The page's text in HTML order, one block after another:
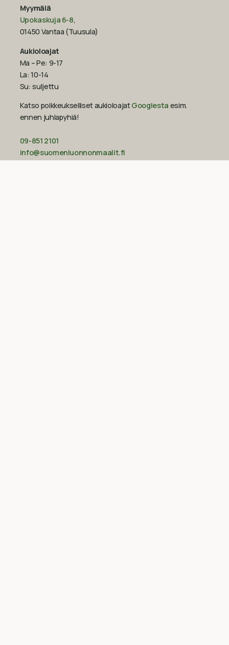
Myymälä
Upokaskuja 6-8,
01450 Vantaa (Tuusula)
Aukioloajat
Ma – Pe: 9-17
La: 10-14
Su: suljettu
Katso poikkeukselliset aukioloajatGooglesta esim.
ennen juhlapyhiä!‍
09-851 2101
info@suomenluonnonmaalit.fi